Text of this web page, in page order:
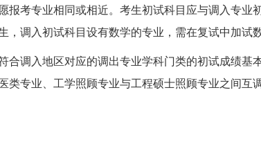
考专业相同或相近。考生初试科目应与调入专业
调入初试科目设有数学的专业，需在复试中加试数
调入地区对应的调出专业学科门类的初试成绩基
专业、工学照顾专业与工程硕士照顾专业之间互